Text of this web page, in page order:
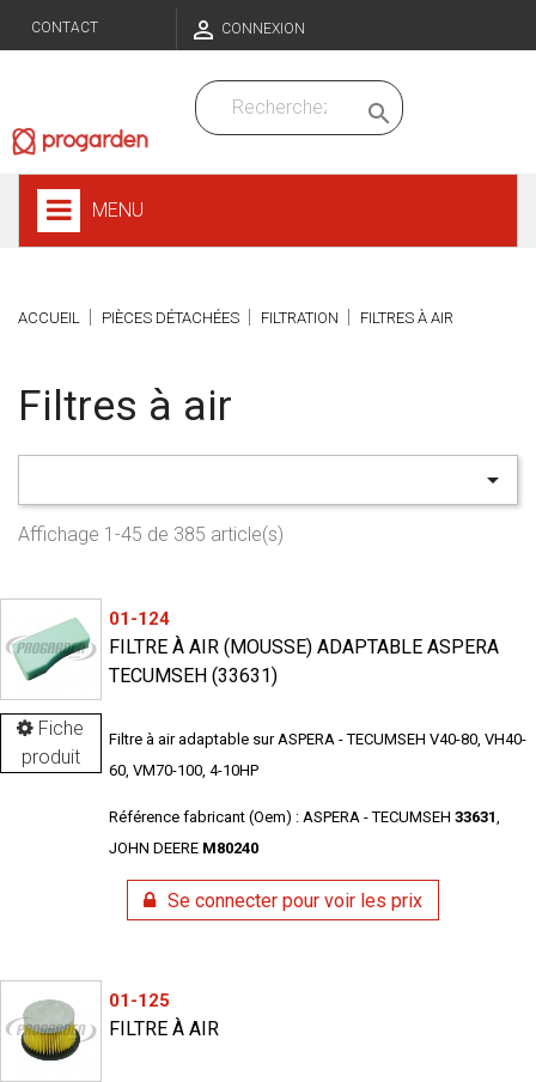
CONTACT  CONNEXION

MENU
ACCUEIL PIÈCES DÉTACHÉES FILTRATION FILTRES À AIR
Filtres à air

Affichage 1-45 de 385 article(s)
Fiche
produit
01-124
FILTRE À AIR (MOUSSE) ADAPTABLE ASPERA
TECUMSEH (33631)
Filtre à air adaptable sur ASPERA - TECUMSEH V40-80, VH40-
60, VM70-100, 4-10HP
Référence fabricant (Oem) : ASPERA - TECUMSEH 33631,
JOHN DEERE M80240
Se connecter pour voir les prix
01-125
FILTRE À AIR